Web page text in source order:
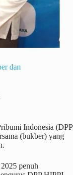
dan
Indonesia (DPP
(bukber) yang
penuh